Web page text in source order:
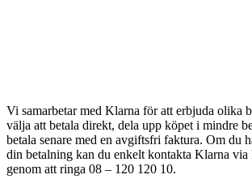
Vi samarbetar med Klarna för att erbjuda olika
välja att betala direkt, dela upp köpet i mindre
betala senare med en avgiftsfri faktura. Om du
din betalning kan du enkelt kontakta Klarna via
genom att ringa 08 – 120 120 10.